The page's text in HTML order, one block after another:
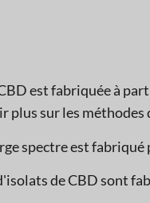
est fabriquée à
plus sur les
spectre est
de CBD sont